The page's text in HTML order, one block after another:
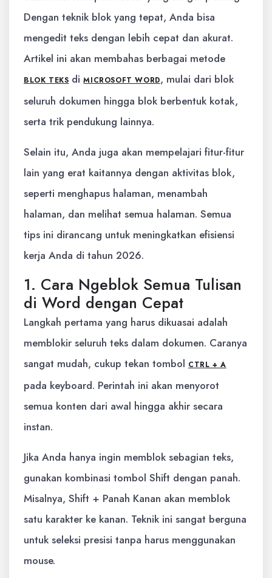
Dengan teknik blok yang tepat, Anda bisa
mengedit teks dengan lebih cepat dan akurat.
Artikel ini akan membahas berbagai metode
BLOK TEKS diMICROSOFT WORD, mulai dari blok
seluruh dokumen hingga blok berbentuk kotak,
serta trik pendukung lainnya.
Selain itu, Anda juga akan mempelajari fitur-fitur
lain yang erat kaitannya dengan aktivitas blok,
seperti menghapus halaman, menambah
halaman, dan melihat semua halaman. Semua
tips ini dirancang untuk meningkatkan efisiensi
kerja Anda di tahun 2026.
1. Cara Ngeblok Semua Tulisan
di Word dengan Cepat
Langkah pertama yang harus dikuasai adalah
memblokir seluruh teks dalam dokumen. Caranya
sangat mudah, cukup tekan tombol CTRL + A
pada keyboard. Perintah ini akan menyorot
semua konten dari awal hingga akhir secara
instan.
Jika Anda hanya ingin memblok sebagian teks,
gunakan kombinasi tombol Shift dengan panah.
Misalnya, Shift + Panah Kanan akan memblok
satu karakter ke kanan. Teknik ini sangat berguna
untuk seleksi presisi tanpa harus menggunakan
mouse.